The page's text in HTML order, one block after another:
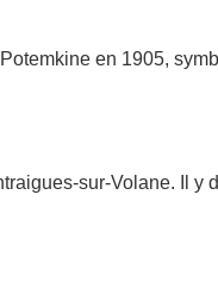
en 1905,
sur-Volane. Il y